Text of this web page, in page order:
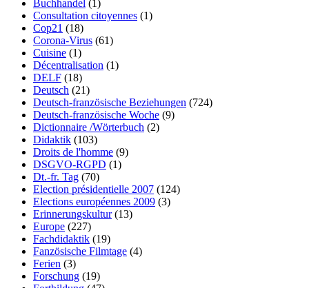
Buchhandel (1)
Consultation citoyennes (1)
Cop21 (18)
Corona-Virus (61)
Cuisine (1)
Décentralisation (1)
DELF (18)
Deutsch (21)
Deutsch-französische Beziehungen (724)
Deutsch-französische Woche (9)
Dictionnaire /Wörterbuch (2)
Didaktik (103)
Droits de l'homme (9)
DSGVO-RGPD (1)
Dt.-fr. Tag (70)
Election présidentielle 2007 (124)
Elections européennes 2009 (3)
Erinnerungskultur(13)
Europe (227)
Fachdidaktik (19)
Fanzösische Filmtage (4)
Ferien (3)
Forschung (19)